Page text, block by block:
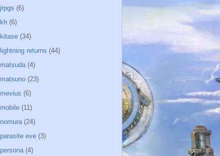
jrpgs (6)
kh (6)
kitase (34)
lightning returns (44)
matsuda (4)
matsuno (23)
mevius (6)
mobile (11)
nomura (24)
parasite eve (3)
persona (4)